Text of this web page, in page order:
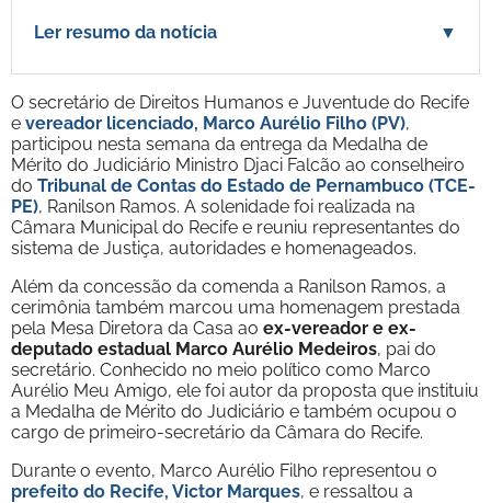
Ler resumo da notícia ▼
O secretário de Direitos Humanos e Juventude do Recife
e vereador licenciado, Marco Aurélio Filho (PV),
participou nesta semana da entrega da Medalha de
Mérito do Judiciário Ministro Djaci Falcão ao conselheiro
do Tribunal de Contas do Estado de Pernambuco (TCE-
PE), Ranilson Ramos. A solenidade foi realizada na
Câmara Municipal do Recife e reuniu representantes do
sistema de Justiça, autoridades e homenageados.
Além da concessão da comenda a Ranilson Ramos, a
cerimônia também marcou uma homenagem prestada
pela Mesa Diretora da Casa ao ex-vereador e ex-
deputado estadual Marco Aurélio Medeiros, pai do
secretário. Conhecido no meio político como Marco
Aurélio Meu Amigo, ele foi autor da proposta que instituiu
a Medalha de Mérito do Judiciário e também ocupou o
cargo de primeiro-secretário da Câmara do Recife.
Durante o evento, Marco Aurélio Filho representou o
prefeito do Recife, Victor Marques, e ressaltou a